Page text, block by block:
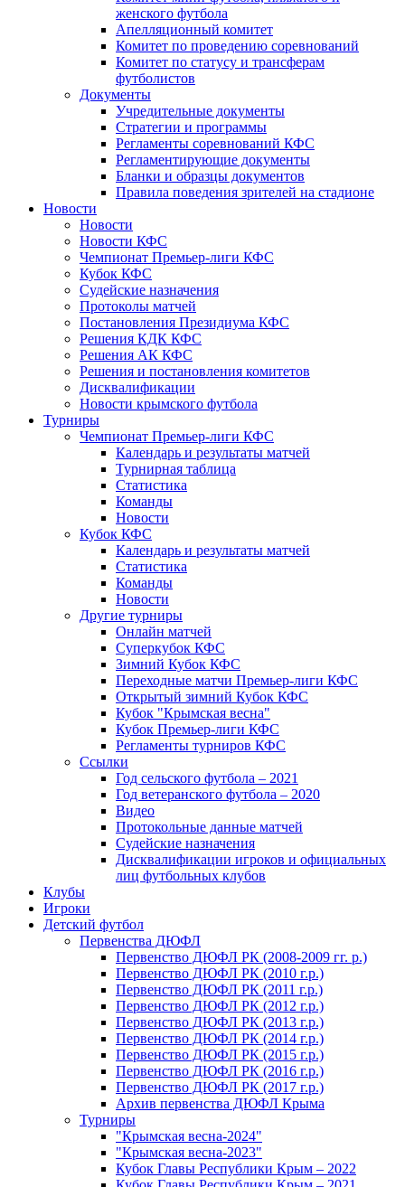
женского футбола
Апелляционный комитет
Комитет по проведению соревнований
Комитет по статусу и трансферам
футболистов
Документы
Учредительные документы
Стратегии и программы
Регламенты соревнований КФС
Регламентирующие документы
Бланки и образцы документов
Правила поведения зрителей на стадионе
Новости
Новости
Новости КФС
Чемпионат Премьер-лиги КФС
Кубок КФС
Судейские назначения
Протоколы матчей
Постановления Президиума КФС
Решения КДК КФС
Решения АК КФС
Решения и постановления комитетов
Дисквалификации
Новости крымского футбола
Турниры
Чемпионат Премьер-лиги КФС
Календарь и результаты матчей
Турнирная таблица
Статистика
Команды
Новости
Кубок КФС
Календарь и результаты матчей
Статистика
Команды
Новости
Другие турниры
Онлайн матчей
Суперкубок КФС
Зимний Кубок КФС
Переходные матчи Премьер-лиги КФС
Открытый зимний Кубок КФС
Кубок "Крымская весна"
Кубок Премьер-лиги КФС
Регламенты турниров КФС
Ссылки
Год сельского футбола – 2021
Год ветеранского футбола – 2020
Видео
Протокольные данные матчей
Судейские назначения
Дисквалификации игроков и официальных
лиц футбольных клубов
Клубы
Игроки
Детский футбол
Первенства ДЮФЛ
Первенство ДЮФЛ РК (2008-2009 гг. р.)
Первенство ДЮФЛ РК (2010 г.р.)
Первенство ДЮФЛ РК (2011 г.р.)
Первенство ДЮФЛ РК (2012 г.р.)
Первенство ДЮФЛ РК (2013 г.р.)
Первенство ДЮФЛ РК (2014 г.р.)
Первенство ДЮФЛ РК (2015 г.р.)
Первенство ДЮФЛ РК (2016 г.р.)
Первенство ДЮФЛ РК (2017 г.р.)
Архив первенства ДЮФЛ Крыма
Турниры
"Крымская весна-2024"
"Крымская весна-2023"
Кубок Главы Республики Крым – 2022